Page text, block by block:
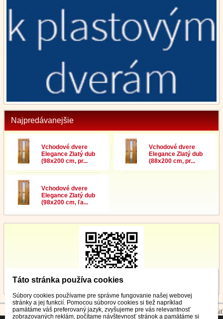
Najpredávanejšie
Vchodové dvere
Elegance Zlatý dub
(98x200 cm, pr...
Vchodové dvere
Elegance Zlatý dub
(88x200 cm, pr...
Vchodové dvere
Elegance Zlatý dub
(98x200 cm, ľa...
© 2026 WEXBO |www.wexbo.com| Prihlásiť
Táto stránka používa cookies
Súbory cookies používame pre správne fungovanie našej webovej
stránky a jej funkcií. Pomocou súborov cookies si tiež napríklad
pamätáme váš preferovaný jazyk, zvyšujeme pre vás relevantnosť
zobrazovaných reklám, počítame návštevnosť stránok a pamätáme si